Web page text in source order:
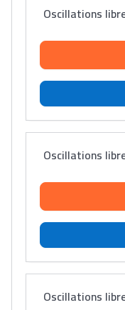
Oscillations
Oscillations
Oscillations